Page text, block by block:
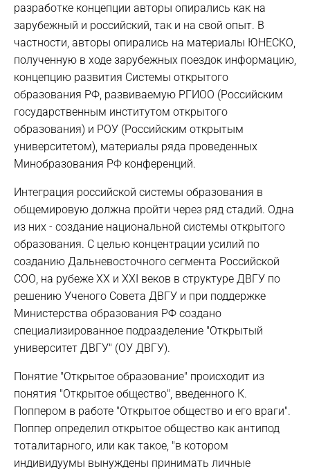
разработке концепции авторы опирались как на
зарубежный и российский, так и на свой опыт. В
частности, авторы опирались на материалы ЮНЕСКО,
полученную в ходе зарубежных поездок информацию,
концепцию развития Системы открытого
образования РФ, развиваемую РГИОО (Российским
государственным институтом открытого
образования) и РОУ (Российским открытым
университетом), материалы ряда проведенных
Минобразования РФ конференций.
Интеграция российской системы образования в
общемировую должна пройти через ряд стадий. Одна
из них - создание национальной системы открытого
образования. С целью концентрации усилий по
созданию Дальневосточного сегмента Российской
СОО, на рубеже XX и XXI веков в структуре ДВГУ по
решению Ученого Совета ДВГУ и при поддержке
Министерства образования РФ создано
специализированное подразделение "Открытый
университет ДВГУ" (ОУ ДВГУ).
Понятие "Открытое образование" происходит из
понятия "Открытое общество", введенного К.
Поппером в работе "Открытое общество и его враги".
Поппер определил открытое общество как антипод
тоталитарного, или как такое, "в котором
индивидуумы вынуждены принимать личные